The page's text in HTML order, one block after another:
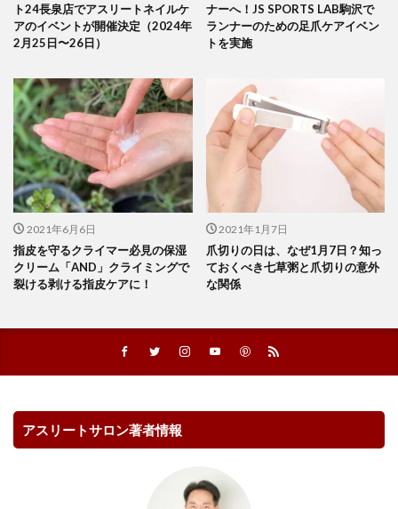
ト24長泉店でアスリートネイルケ
アのイベントが開催決定（2024年
2月25日〜26日）
ナーへ！JS SPORTS LAB駒沢で
ランナーのための足爪ケアイベン
トを実施
2021年6月6日
指皮を守るクライマー必見の保湿
クリーム「AND」クライミングで
裂ける剥ける指皮ケアに！
2021年1月7日
爪切りの日は、なぜ1月7日？知っ
ておくべき七草粥と爪切りの意外
な関係
アスリートサロン著者情報